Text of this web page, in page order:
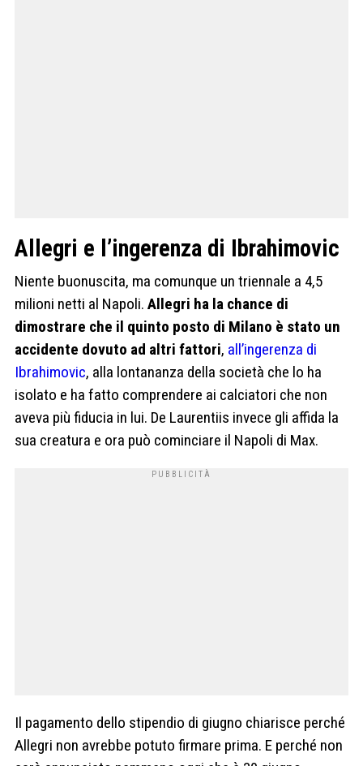
Allegri e l’ingerenza di Ibrahimovic
Niente buonuscita, ma comunque un triennale a 4,5
milioni netti al Napoli. Allegri ha la chance di
dimostrare che il quinto posto di Milano è stato un
accidente dovuto ad altri fattori, all’ingerenza di
Ibrahimovic, alla lontananza della società che lo ha
isolato e ha fatto comprendere ai calciatori che non
aveva più fiducia in lui. De Laurentiis invece gli affida la
sua creatura e ora può cominciare il Napoli di Max.
Il pagamento dello stipendio di giugno chiarisce perché
Allegri non avrebbe potuto firmare prima. E perché non